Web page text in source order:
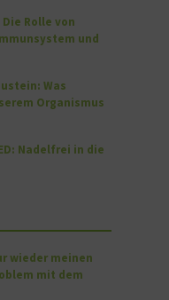
Rolle von
und
Was
Organismus
Nadelfrei in die
wieder meinen
mit dem